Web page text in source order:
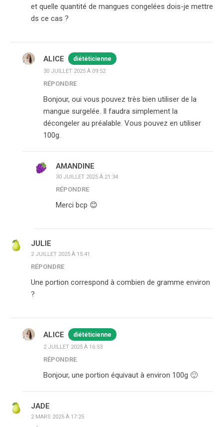
et quelle quantité de mangues congelées dois-je mettre
ds ce cas ?
ALICE diététicienne
30 JUILLET 2025 À 09:52
RÉPONDRE
Bonjour, oui vous pouvez très bien utiliser de la
mangue surgelée. Il faudra simplement la
décongeler au préalable. Vous pouvez en utiliser
100g.
AMANDINE
30 JUILLET 2025 À 21:34
RÉPONDRE
Merci bcp 😊
JULIE
2 JUILLET 2025 À 15:41
RÉPONDRE
Une portion correspond à combien de gramme environ
?
ALICE diététicienne
2 JUILLET 2025 À 16:53
RÉPONDRE
Bonjour, une portion équivaut à environ 100g 🙂
JADE
2 MARS 2025 À 17:25